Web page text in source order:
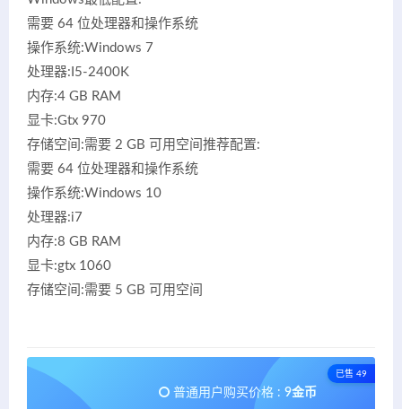
需要 64 位处理器和操作系统
操作系统:Windows 7
处理器:I5-2400K
内存:4 GB RAM
显卡:Gtx 970
存储空间:需要 2 GB 可用空间推荐配置:
需要 64 位处理器和操作系统
操作系统:Windows 10
处理器:i7
内存:8 GB RAM
显卡:gtx 1060
存储空间:需要 5 GB 可用空间
已售 49
普通用户购买价格 : 9金币